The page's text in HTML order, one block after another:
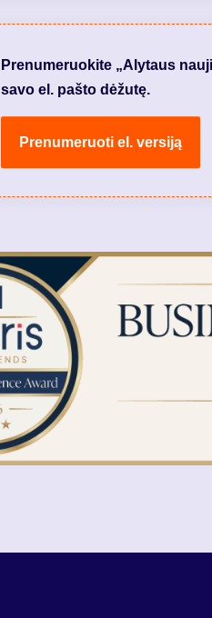
Prenumeruokite „Alytaus
savo el. pašto dėžutę.
Prenumeruoti el. versiją